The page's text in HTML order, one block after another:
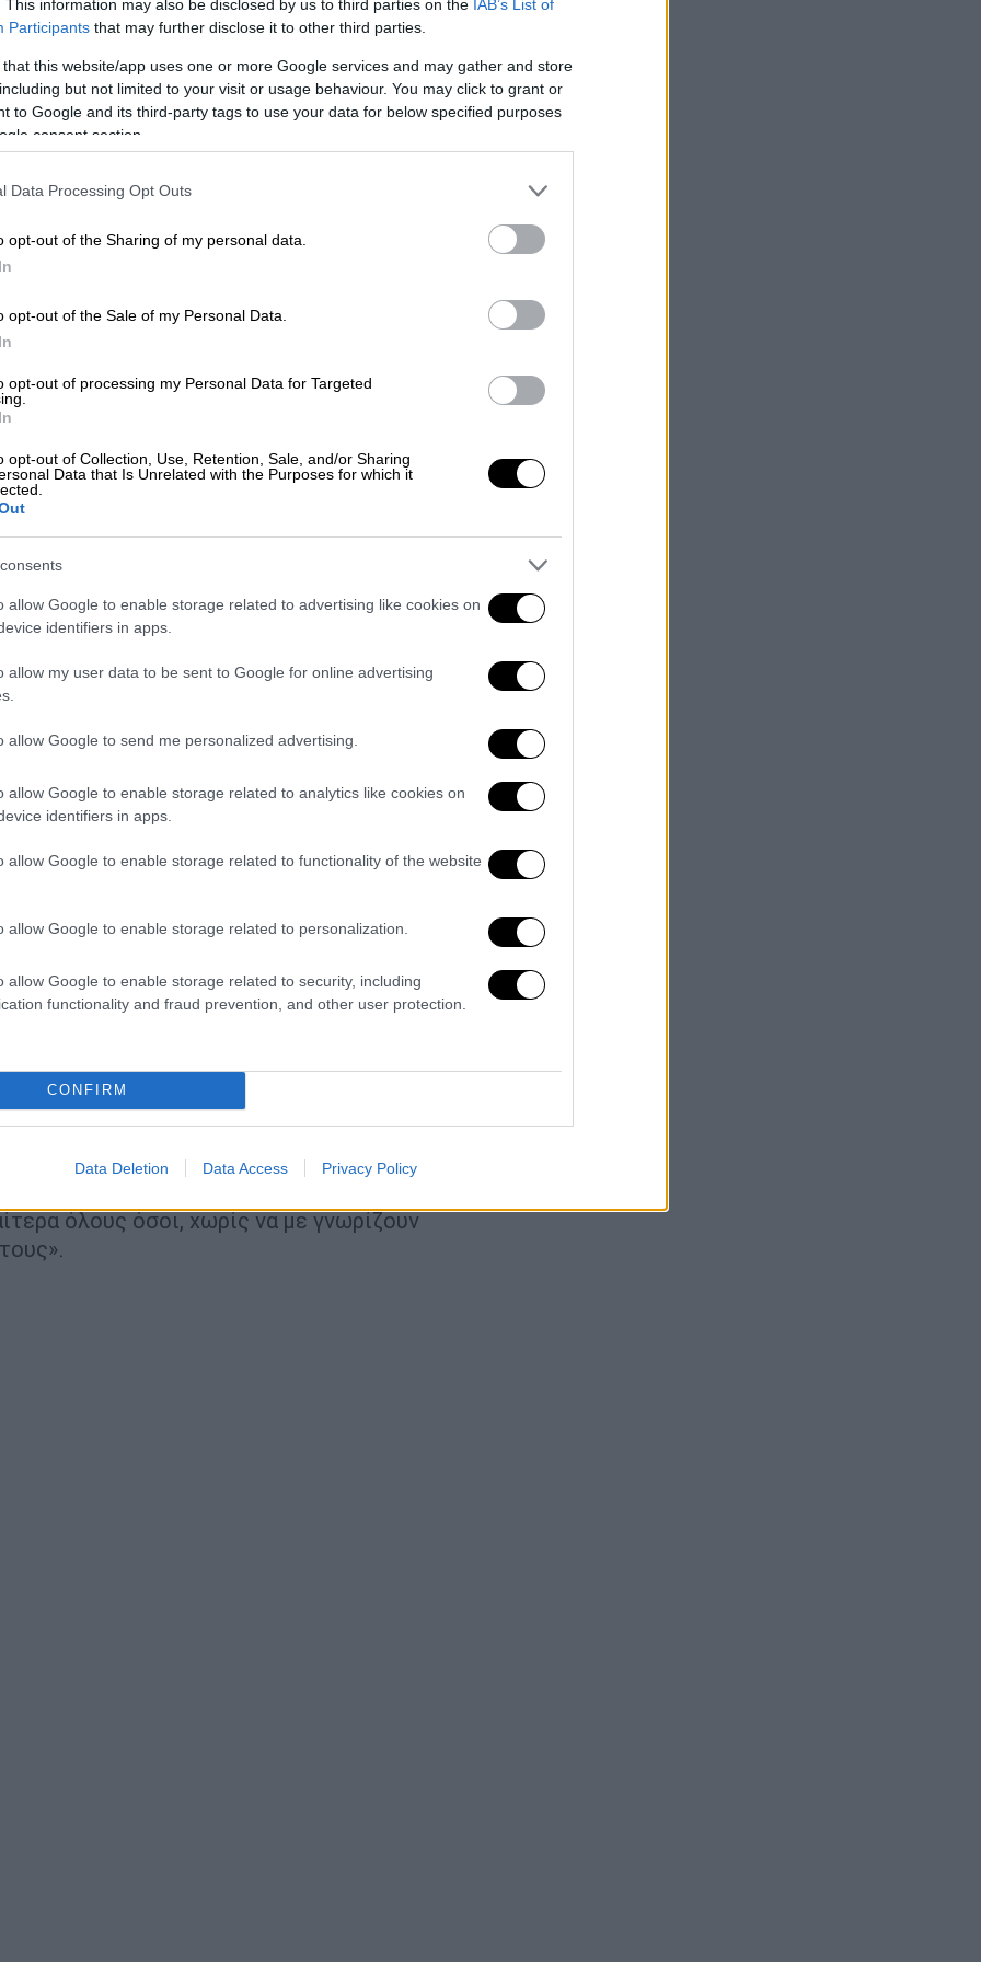
This information may also be disclosed by us to third parties on the IAB’s List of
Participants that may further disclose it to other third parties.
that this website/app uses one or more Google services and may gather and store
but not limited to your visit or usage behaviour. You may click to grant or
to Google and its third-party tags to use your data for below specified purposes
consent section.
Data Processing Opt Outs
opt-out of the Sharing of my personal data.
opt-out of the Sale of my Personal Data.
opt-out of processing my Personal Data for Targeted
opt-out of Collection, Use, Retention, Sale, and/or Sharing
Data that Is Unrelated with the Purposes for which it
allow Google to enable storage related to advertising like cookies on
identifiers in apps.
allow my user data to be sent to Google for online advertising
allow Google to send me personalized advertising.
allow Google to enable storage related to analytics like cookies on
identifiers in apps.
allow Google to enable storage related to functionality of the website
allow Google to enable storage related to personalization.
allow Google to enable storage related to security, including
functionality and fraud prevention, and other user protection.
CONFIRM
Data Deletion Data Access Privacy Policy
πίεση από τα μέσα μαζικής
με το πρόσφατο περιστατικό που συνέβη
28 Οκτωβρίου.
πέρα από την απογοήτευσή μου,
να προκαλέσω ή να δημιουργηθεί
μου από όλους τους
τους απέναντι στην άδικη επίθεση που
για να τοποθετηθούν.
είναι ο λόγος που εκφώνησα».
όσοι πραγματικά ενδιαφέρεστε, και
δημοσιογράφους που επίμονα
και δεν λαμβάνουν απάντηση. Δεν έχω
προτίθεμαι να εμπλακώ σε καμία
όλους όσοι, χωρίς να με γνωρίζουν